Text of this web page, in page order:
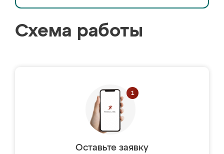
Схема работы
Оставьте заявку